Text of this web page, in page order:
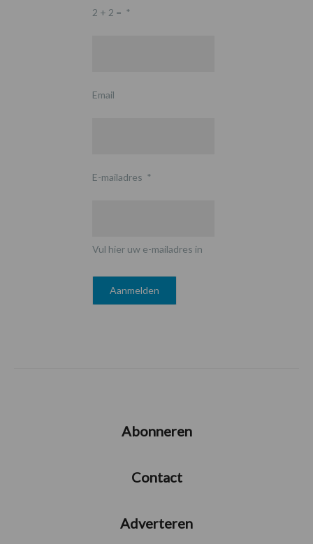
2 + 2 = *
Email
E-mailadres *
Vul hier uw e-mailadres in
Abonneren
Contact
Adverteren